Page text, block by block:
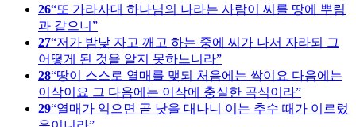
26 또 가라사대 하나님의 나라는 사람이 씨를 땅에 뿌림
과 같으니
27 저가 밤낮 자고 깨고 하는 중에 씨가 나서 자라되 그
어떻게 된 것을 알지 못하느니라
28 땅이 스스로 열매를 맺되 처음에는 싹이요 다음에는
이삭이요 그 다음에는 이삭에 충실한 곡식이라
29 열매가 익으면 곧 낫을 대나니 이는 추수 때가 이르렀